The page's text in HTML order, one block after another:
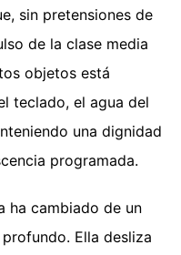
sin pretensiones de
de la clase media
objetos está
teclado, el agua del
una dignidad
programada.
ha cambiado de un
Ella desliza